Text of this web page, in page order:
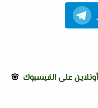
على الفيسبوك 🌸